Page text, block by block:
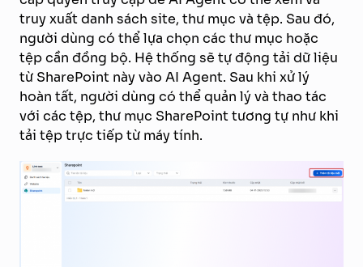
truy xuất danh sách site, thư mục và tệp. Sau đó,
người dùng có thể lựa chọn các thư mục hoặc
tệp cần đồng bộ. Hệ thống sẽ tự động tải dữ liệu
từ SharePoint này vào AI Agent. Sau khi xử lý
hoàn tất, người dùng có thể quản lý và thao tác
với các tệp, thư mục SharePoint tương tự như khi
tải tệp trực tiếp từ máy tính.